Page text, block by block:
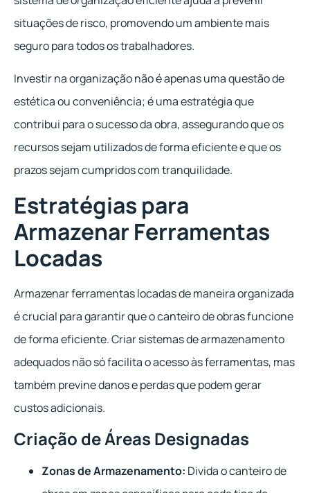
situações de risco, promovendo um ambiente mais
seguro para todos os trabalhadores.
Investir na organização não é apenas uma questão de
estética ou conveniência; é uma estratégia que
contribui para o sucesso da obra, assegurando que os
recursos sejam utilizados de forma eficiente e que os
prazos sejam cumpridos com tranquilidade.
Estratégias para
Armazenar Ferramentas
Locadas
Armazenar ferramentas locadas de maneira organizada
é crucial para garantir que o canteiro de obras funcione
de forma eficiente. Criar sistemas de armazenamento
adequados não só facilita o acesso às ferramentas, mas
também previne danos e perdas que podem gerar
custos adicionais.
Criação de Áreas Designadas
Zonas de Armazenamento: Divida o canteiro de